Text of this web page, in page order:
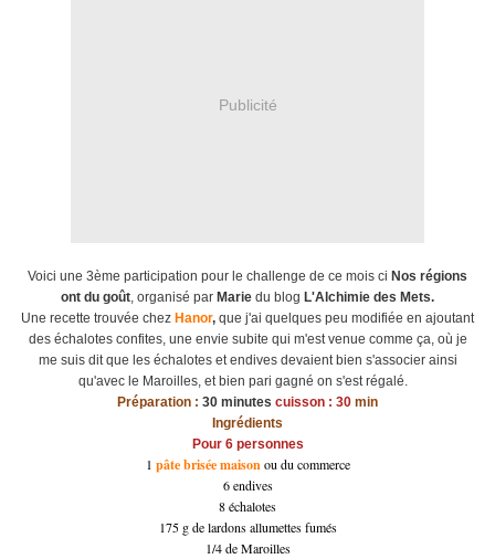
Publicité
Voici une 3ème participation pour le challenge de ce mois ci Nos régions
ont du goût, organisé par Marie du blog L'Alchimie des Mets.
Une recette trouvée chez Hanor, que j'ai quelques peu modifiée en ajoutant
des échalotes confites, une envie subite qui m'est venue comme ça, où je
me suis dit que les échalotes et endives devaient bien s'associer ainsi
qu'avec le Maroilles, et bien pari gagné on s'est régalé.
Préparation : 30 minutes cuisson : 30 min
Ingrédients
Pour 6 personnes
1 pâte brisée maison ou du commerce
6 endives
8 échalotes
175 gde lardons allumettes fumés
1/4 de Maroilles